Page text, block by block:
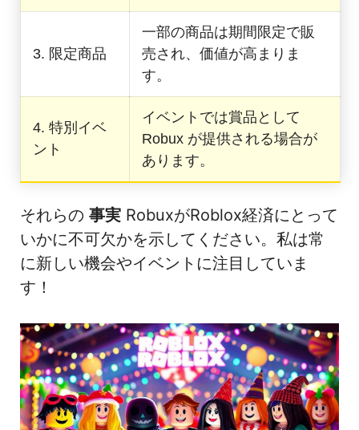
3. 限定商品
一部の商品は期間限定で販
売され、価値が高まりま
す。
4. 特別イベ
ント
イベントでは賞品として
Robux が提供される場合が
あります。
それらの 事実 RobuxがRoblox経済にとって
いかに不可欠かを示してください。私は常
に新しい機会やイベントに注目していま
す！